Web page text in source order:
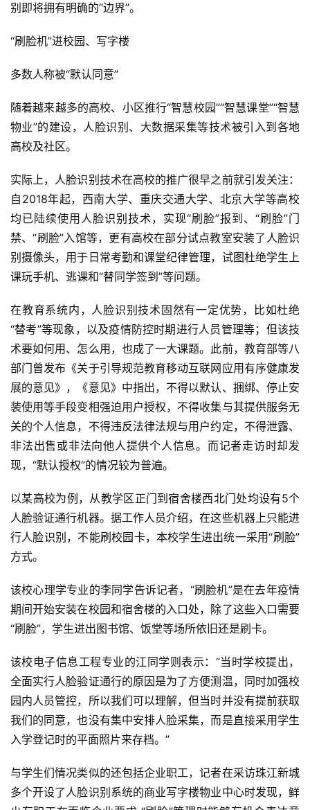
别即将拥有明确的“边界”。
“刷脸机”进校园、写字楼
多数人称被“默认同意”
随着越来越多的高校、小区推行“智慧校园”“智慧课堂”“智慧
物业”的建设，人脸识别、大数据采集等技术被引入到各地
高校及社区。
实际上，人脸识别技术在高校的推广很早之前就引发关注：
自2018年起，西南大学、重庆交通大学、北京大学等高校
均已陆续使用人脸识别技术，实现“刷脸”报到、“刷脸”门
禁、“刷脸”入馆等，更有高校在部分试点教室安装了人脸识
别摄像头，用于日常考勤和课堂纪律管理，试图杜绝学生上
课玩手机、逃课和“替同学签到”等问题。
在教育系统内，人脸识别技术固然有一定优势，比如杜绝
“替考”等现象，以及疫情防控时期进行人员管理等；但该技
术要如何用、怎么用，也成了一大课题。此前，教育部等八
部门曾发布《关于引导规范教育移动互联网应用有序健康发
展的意见》，《意见》中指出，不得以默认、捆绑、停止安
装使用等手段变相强迫用户授权，不得收集与其提供服务无
关的个人信息，不得违反法律法规与用户约定，不得泄露、
非法出售或非法向他人提供个人信息。而记者走访时却发
现，“默认授权”的情况较为普遍。
以某高校为例，从教学区正门到宿舍楼西北门处均设有5个
人脸验证通行机器。据工作人员介绍，在这些机器上只能进
行人脸识别，不能刷校园卡，本校学生进出统一采用“刷脸”
方式。
该校心理学专业的李同学告诉记者，“刷脸机”是在去年疫情
期间开始安装在校园和宿舍楼的入口处，除了这些入口需要
“刷脸”，学生进出图书馆、饭堂等场所依旧还是刷卡。
该校电子信息工程专业的江同学则表示：“当时学校提出，
全面实行人脸验证通行的原因是为了方便测温，同时加强校
园内人员管控，所以我们可以理解，但当时并没有提前获取
我们的同意，也没有集中安排人脸采集，而是直接采用学生
入学登记时的平面照片来存档。”
与学生们情况类似的还包括企业职工，记者在采访珠江新城
多个开设了人脸识别系统的商业写字楼物业中心时发现，鲜